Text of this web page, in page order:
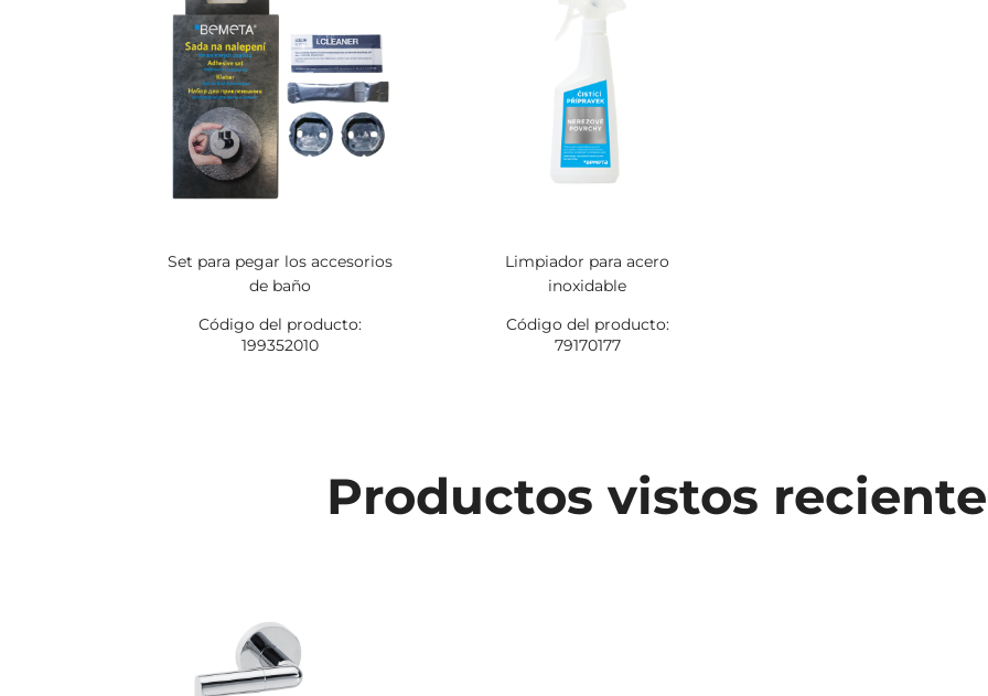
Set para pegar los accesorios
de baño
Código del producto:
199352010
Limpiador para acero
inoxidable
Código del producto:
79170177
Productos vistos